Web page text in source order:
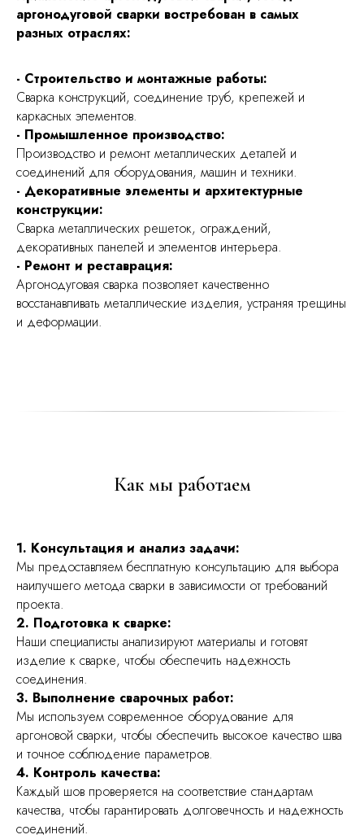
аргонодуговой сварки востребован в самых
разных отраслях:
- Строительство и монтажные работы:
Сварка конструкций, соединение труб, крепежей и
каркасных элементов.
- Промышленное производство:
Производство и ремонт металлических деталей и
соединений для оборудования, машин и техники.
- Декоративные элементы и архитектурные
конструкции:
Сварка металлических решеток, ограждений,
декоративных панелей и элементов интерьера.
- Ремонт и реставрация:
Аргонодуговая сварка позволяет качественно
восстанавливать металлические изделия, устраняя трещины
и деформации.
Как мы работаем
1. Консультация и анализ задачи:
Мы предоставляем бесплатную консультацию для выбора
наилучшего метода сварки в зависимости от требований
проекта.
2. Подготовка к сварке:
Наши специалисты анализируют материалы и готовят
изделие к сварке, чтобы обеспечить надежность
соединения.
3. Выполнение сварочных работ:
Мы используем современное оборудование для
аргоновой сварки, чтобы обеспечить высокое качество шва
и точное соблюдение параметров.
4. Контроль качества:
Каждый шов проверяется на соответствие стандартам
качества, чтобы гарантировать долговечность и надежность
соединений.